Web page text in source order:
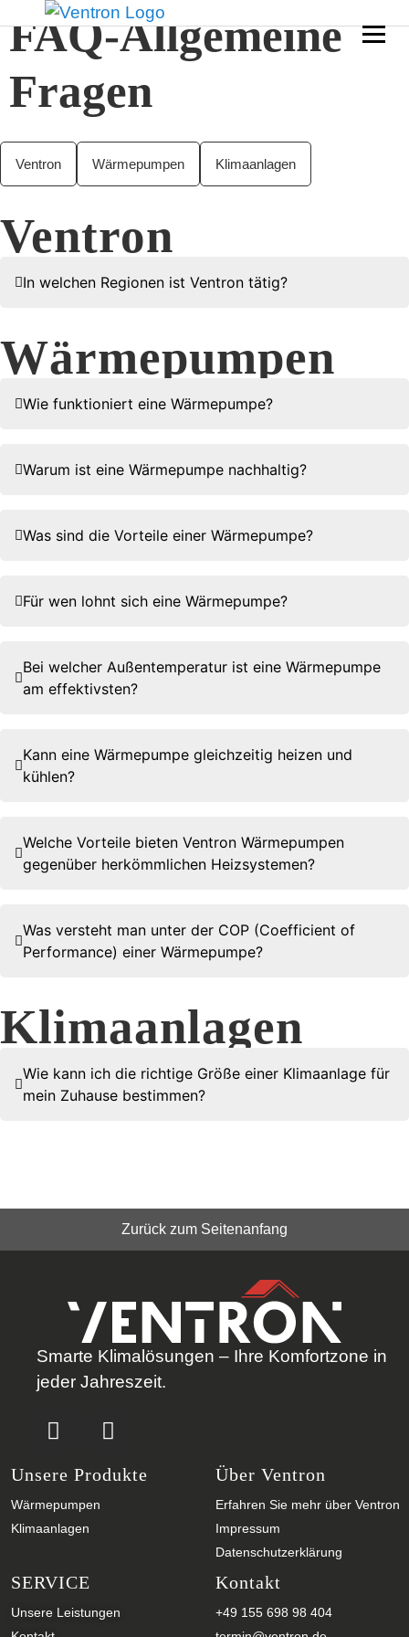
FAQ-Allgemeine
Fragen
Ventron Wärmepumpen Klimaanlagen
Ventron
In welchen Regionen ist Ventron tätig?
Wärmepumpen
Wie funktioniert eine Wärmepumpe?
Warum ist eine Wärmepumpe nachhaltig?
Was sind die Vorteile einer Wärmepumpe?
Für wen lohnt sich eine Wärmepumpe?
Bei welcher Außentemperatur ist eine Wärmepumpe
am effektivsten?
Kann eine Wärmepumpe gleichzeitig heizen und
kühlen?
Welche Vorteile bieten Ventron Wärmepumpen
gegenüber herkömmlichen Heizsystemen?
Was versteht man unter der COP (Coefficient of
Performance) einer Wärmepumpe?
Klimaanlagen
Wie kann ich die richtige Größe einer Klimaanlage für
mein Zuhause bestimmen?
Zurück zum Seitenanfang
Smarte Klimalösungen – Ihre Komfortzone in
jeder Jahreszeit.
Unsere Produkte
Wärmepumpen
Klimaanlagen
Über Ventron
Erfahren Sie mehr über Ventron
Impressum
Datenschutzerklärung
SERVICE
Unsere Leistungen
Kontakt
+49 155 698 98 404